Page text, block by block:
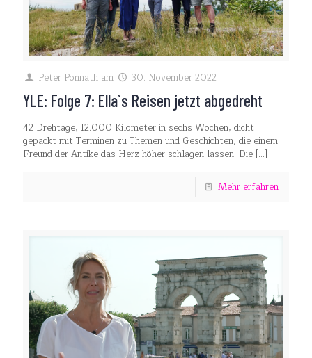
Peter Ponnath am 30. November 2022
YLE: Folge 7: Ella`s Reisen jetzt abgedreht
42 Drehtage, 12.000 Kilometer in sechs Wochen, dicht
gepackt mit Terminen zu Themen und Geschichten, die einem
Freund der Antike das Herz höher schlagen lassen. Die […]
Mehr erfahren